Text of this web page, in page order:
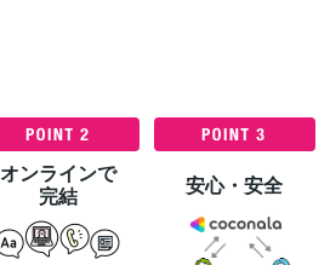
オンラインで
完結
安心・安全